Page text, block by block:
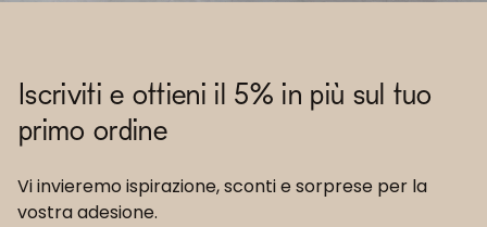
Iscriviti e ottieni il 5% in più sul tuo
primo ordine
Vi invieremo ispirazione, sconti e sorprese per la
vostra adesione.